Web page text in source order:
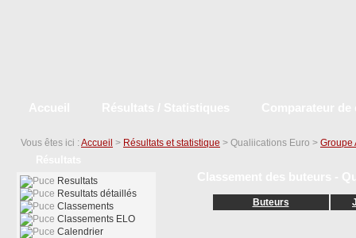
Vous êtes ici : Accueil > Résultats et statistique > Qualiications Euro > Groupe
Buteurs
Resultats
Resultats détaillés
Classements
Classements ELO
Calendrier